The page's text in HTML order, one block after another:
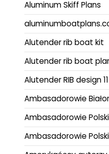
Aluminum Skiff Plans
Alutender rib boat kit
Alutender rib boat
Alutender RIB design
Ambasadorowie
Ambasadorowie
Ambasadorowie